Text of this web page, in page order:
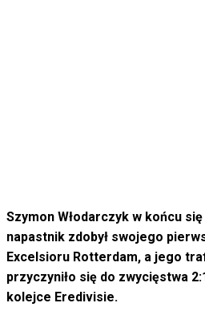
Szymon Włodarczyk w końcu
napastnik zdobył swojego
Excelsioru Rotterdam, a jego
przyczyniło się do zwycięstwa
kolejce Eredivisie.